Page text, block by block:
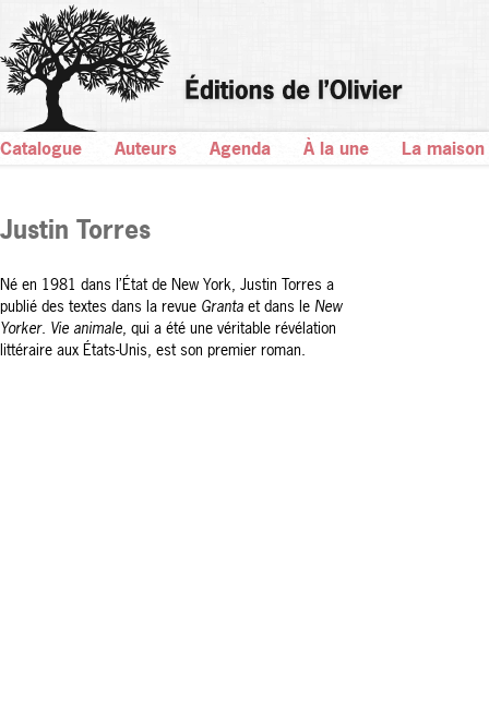
Catalogue Auteurs Agenda À la une La maison
Justin Torres
Né en 1981 dans l’État de New York, Justin Torres a
publié des textes dans la revue Granta et dans le New
Yorker. Vie animale, qui a été une véritable révélation
littéraire aux États-Unis, est son premier roman.